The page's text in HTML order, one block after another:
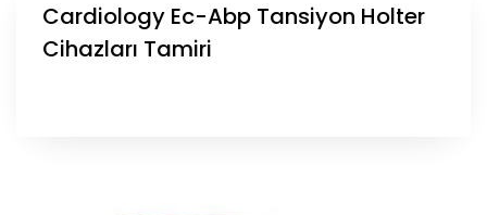
Cardiology Ec-Abp Tansiyon Holter
Cihazları Tamiri